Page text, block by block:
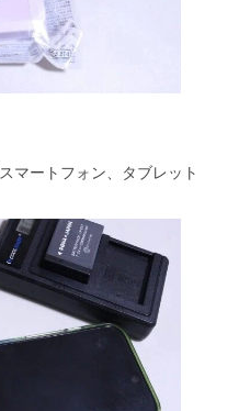
マートフォン、タブレット